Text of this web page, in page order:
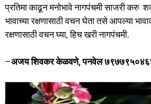
प्रतिमा काढून मनोभावे नागपंचमी साजरी करु
भावाच्या रक्षणासाठी वचन घेता तसे आपल्या
रक्षणासाठी वचन घ्या, हिच खरी नागपंचमी.
–अजय शिवकर केळवणे, पनवेल